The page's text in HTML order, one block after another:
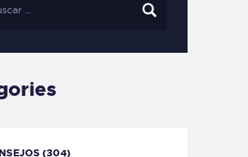
(304)